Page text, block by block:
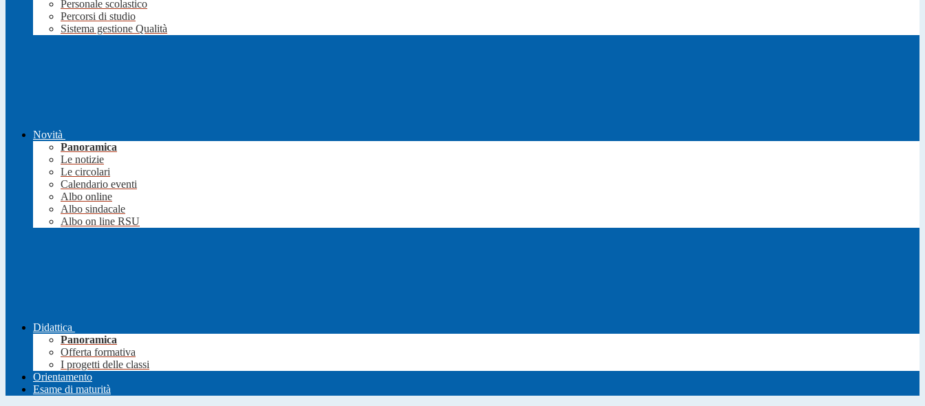
Personale scolastico
Percorsi di studio
Sistema gestione Qualità
Novità
Panoramica
Le notizie
Le circolari
Calendario eventi
Albo online
Albo sindacale
Albo on line RSU
Didattica
Panoramica
Offerta formativa
I progetti delle classi
Orientamento
Esame di maturità